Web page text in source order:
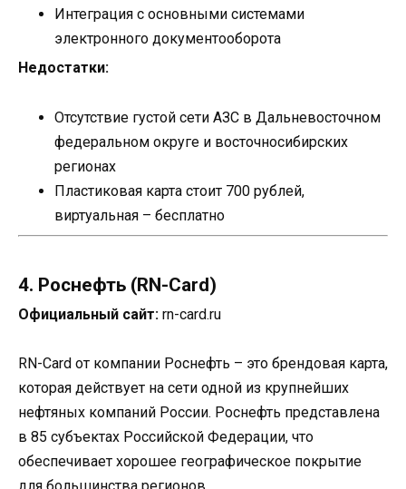
Интеграция с основными системами
электронного документооборота
Недостатки:
Отсутствие густой сети АЗС в Дальневосточном
федеральном округе и восточносибирских
регионах
Пластиковая карта стоит 700 рублей,
виртуальная – бесплатно
4. Роснефть (RN-Card)
Официальный сайт: rn-card.ru
RN-Card от компании Роснефть – это брендовая карта,
которая действует на сети одной из крупнейших
нефтяных компаний России. Роснефть представлена
в 85 субъектах Российской Федерации, что
обеспечивает хорошее географическое покрытие